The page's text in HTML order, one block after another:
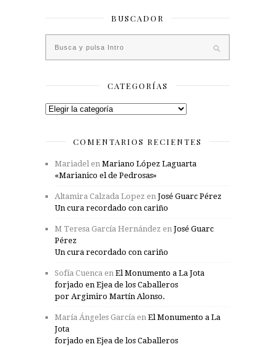
BUSCADOR
CATEGORÍAS
Categorías
COMENTARIOS RECIENTES
Mariadel en Mariano López Laguarta
«Marianico el de Pedrosas»
Altamira Calzada Lopez en José Guarc Pérez
Un cura recordado con cariño
M Teresa García Hernández en José Guarc
Pérez
Un cura recordado con cariño
Sofía Cuenca en El Monumento a La Jota
forjado en Ejea de los Caballeros
por Argimiro Martín Alonso.
María Ángeles García en El Monumento a La
Jota
forjado en Ejea de los Caballeros